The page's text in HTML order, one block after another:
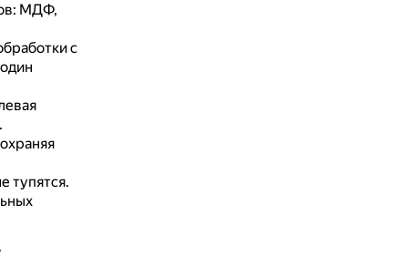
МДФ,
с
тупятся.